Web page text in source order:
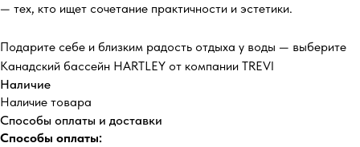
— тех, кто ищет сочетание практичности и эстетики.
Подарите себе и близким радость отдыха у воды — выберите
Канадский бассейн HARTLEY от компании TREVI
Наличие
Наличие товара
Способы оплаты и доставки
Способы оплаты: